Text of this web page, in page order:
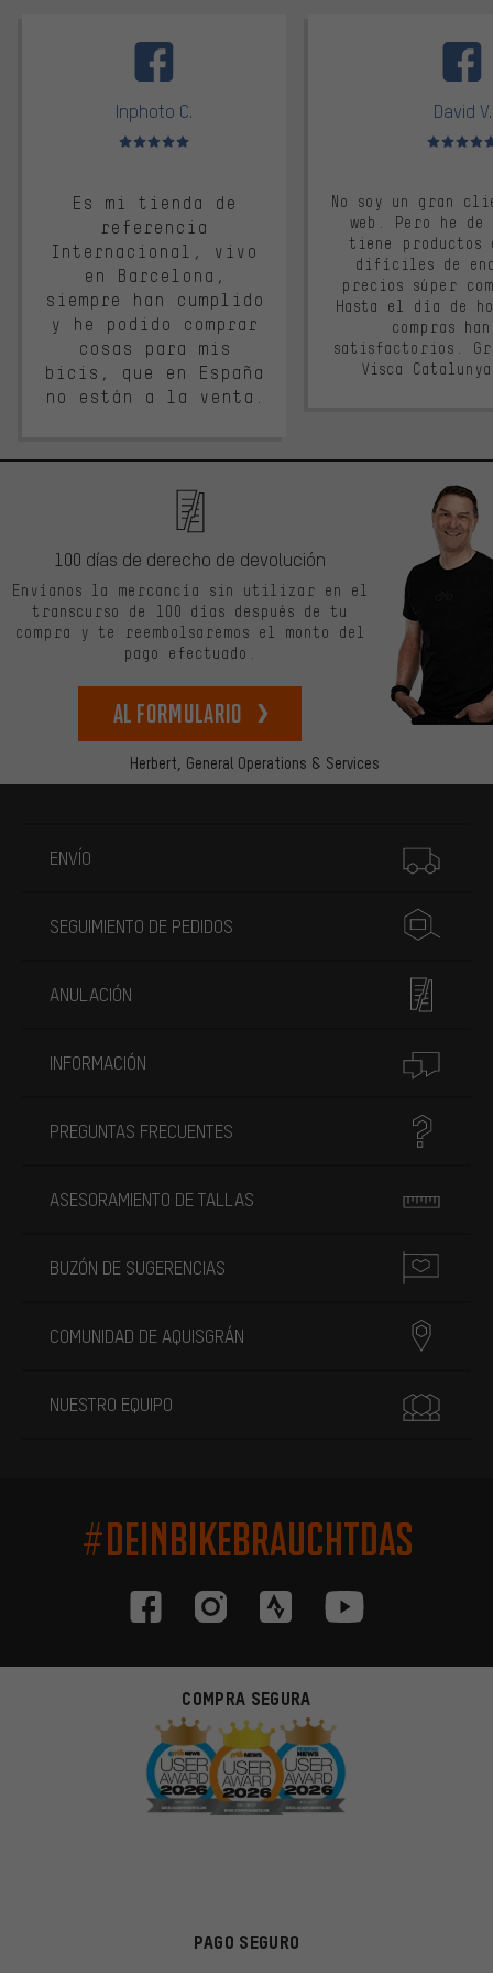
Inphoto C.
Valoración media: 5 de 5
Es mi tienda de
referencia
Internacional, vivo
en Barcelona,
siempre han cumplido
y he podido comprar
cosas para mis
bicis, que en España
no están a la venta.
David V.
Valoración
No soy un gran
web. Pero he
tiene productos
difíciles de
precios súper
Hasta el día de
compras
satisfactorios.
Visca
Herbert, General Operations & Services
100 días de derecho de devolución
Envíanos la mercancía sin utilizar en el
transcurso de 100 días después de tu
compra y te reembolsaremos el monto del
pago efectuado.
Al formulario
ENVÍO
SEGUIMIENTO DE PEDIDOS
ANULACIÓN
INFORMACIÓN
PREGUNTAS FRECUENTES
ASESORAMIENTO DE TALLAS
BUZÓN DE SUGERENCIAS
COMUNIDAD DE AQUISGRÁN
NUESTRO EQUIPO
#DEINBIKEBRAUCHTDAS
COMPRA SEGURA
PAGO SEGURO